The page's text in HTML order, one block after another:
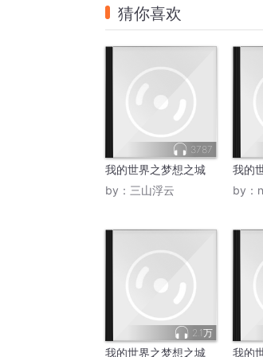
猜你喜欢
3787
我的世界之梦想之城
by： 三山浮云
我的
by：
2.1万
我的世界之梦想之城 我的